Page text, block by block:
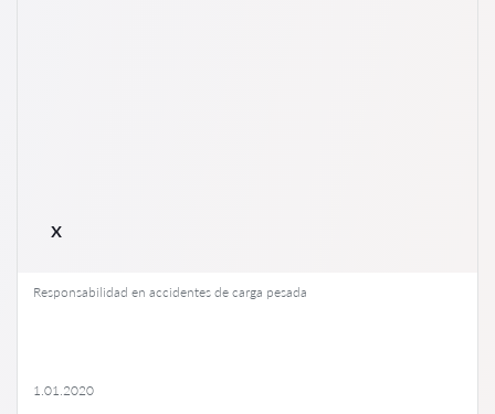
x
Responsabilidad en accidentes de carga pesada
1.01.2020